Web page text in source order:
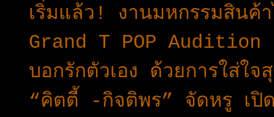
เริ่มแล้ว! งานมหกรรมสิน
Grand T POP
บอกรักตัวเอง ด้วยการใ
“คิตตี้ -กิจติพร” จัดหรู เปิ